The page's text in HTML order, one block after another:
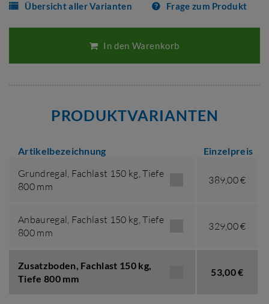
Übersicht aller Varianten Frage zum Produkt
In den Warenkorb
PRODUKTVARIANTEN
Artikelbezeichnung Einzelpreis
Grundregal, Fachlast 150 kg,Tiefe
800 mm
389,00 €
Anbauregal, Fachlast 150 kg,Tiefe
800 mm
329,00 €
Zusatzboden, Fachlast 150 kg,
Tiefe 800 mm
53,00 €